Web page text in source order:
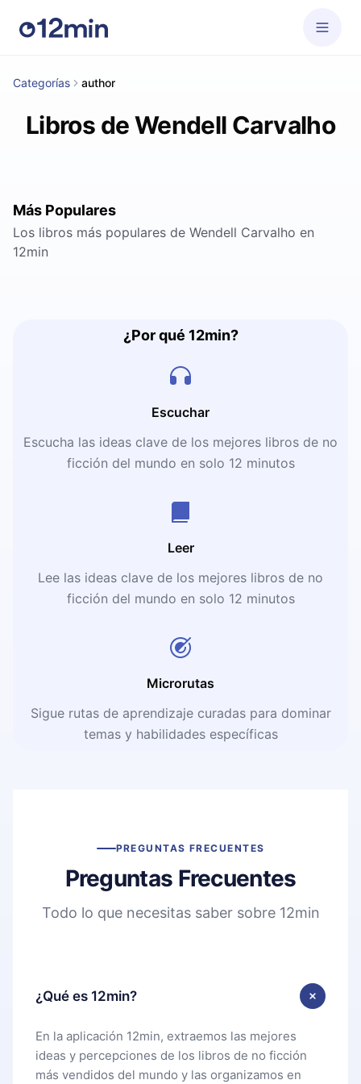
Categorías author
Libros de Wendell Carvalho
Más Populares
Los libros más populares de Wendell Carvalho en
12min
¿Por qué 12min?
Escuchar
Escucha las ideas clave de los mejores libros de no
ficción del mundo en solo 12 minutos
Leer
Lee las ideas clave de los mejores libros de no
ficción del mundo en solo 12 minutos
Microrutas
Sigue rutas de aprendizaje curadas para dominar
temas y habilidades específicas
PREGUNTAS FRECUENTES
Preguntas Frecuentes
Todo lo que necesitas saber sobre 12min
¿Qué es 12min?
En la aplicación 12min, extraemos las mejores
ideas y percepciones de los libros de no ficción
más vendidos del mundo y las organizamos en